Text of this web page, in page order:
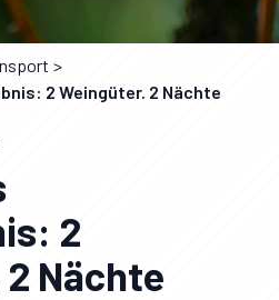
2 Weingüter. 2 Nächte
2
Nächte